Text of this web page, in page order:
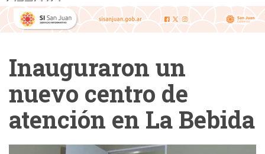
Inauguraron un
nuevo centro de
atención en La Bebida